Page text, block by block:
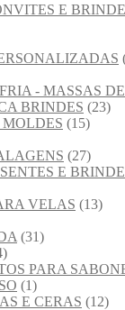
E
- MASSAS
BRINDES (23)
(15)
(27)
E
VELAS (13)
(31)
PARA
(1)
E CERAS (12)